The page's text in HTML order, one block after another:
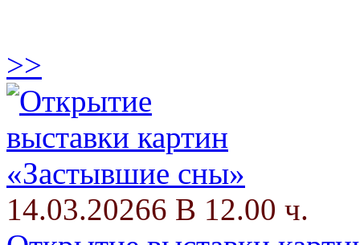
>>
14.03.20266 В 12.00 ч.